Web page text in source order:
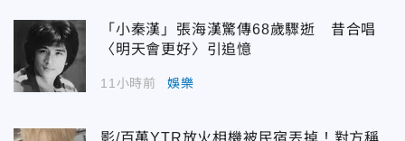
「小秦漢」張海漢驚傳68歲驟逝 昔合唱
〈明天會更好〉引追憶
11小時前 娛樂
影/百萬YTR放火相機被民宿丟掉！對方稱